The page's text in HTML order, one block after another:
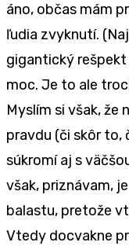
áno, občas mám
ľudia zvyknutí.
gigantický rešpekt
moc. Je to ale
Myslím si však, že
pravdu (či skôr to,
súkromí aj s
však, priznávam,
balastu, pretože
Vtedy docvakne